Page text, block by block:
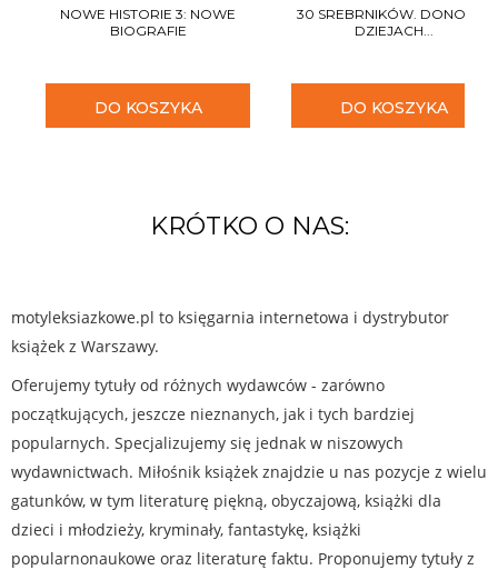
NOWE HISTORIE 3: NOWE
BIOGRAFIE
DO KOSZYKA
30 SREBRNIKÓW. DONOS W
DZIEJACH...
DO KOSZYKA
KRÓTKO O NAS:
motyleksiazkowe.pl to księgarnia internetowa i dystrybutor
książek z Warszawy.
Oferujemy tytuły od różnych wydawców - zarówno
początkujących, jeszcze nieznanych, jak i tych bardziej
popularnych. Specjalizujemy się jednak w niszowych
wydawnictwach. Miłośnik książek znajdzie u nas pozycje z wielu
gatunków, w tym literaturę piękną, obyczajową, książki dla
dzieci i młodzieży, kryminały, fantastykę, książki
popularnonaukowe oraz literaturę faktu. Proponujemy tytuły z